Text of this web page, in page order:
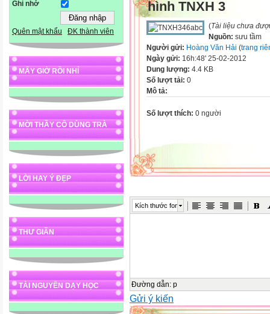
Ghi nhớ
Quên mật khẩu ĐK thành viên
MẤY GIỜ RỒI NHỈ
MỜI THẦY CÔ DÙNG TRÀ
LỜI HAY Ý ĐẸP
THƯ GIÃN
TÀI NGUYÊN DẠY HỌC
hình TNXH 3
(Tài liệu chưa
Nguồn: sưu tầm
Người gửi: Hoàng Văn Hải (trang
Ngày gửi: 16h:48' 25-02-2012
Dung lượng: 4.4 KB
Số lượt tải: 0
Mô tả:
Số lượt thích: 0 người
Kích thước font
Đường dẫn: p
Gửi ý kiến